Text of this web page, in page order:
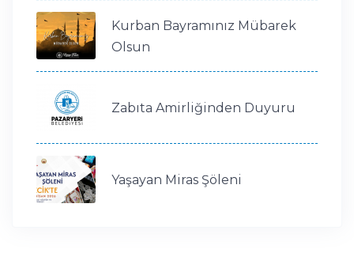
Kurban Bayramınız Mübarek
Olsun
Zabıta Amirliğinden Duyuru
Yaşayan Miras Şöleni